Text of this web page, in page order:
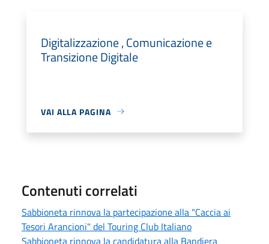
Digitalizzazione , Comunicazione e
Transizione Digitale
VAI ALLA PAGINA
Contenuti correlati
Sabbioneta rinnova la partecipazione alla "Caccia ai
Tesori Arancioni" del Touring Club Italiano
Sabbioneta rinnova la candidatura alla Bandiera